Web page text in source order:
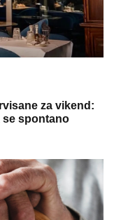
za vikend:
se spontano